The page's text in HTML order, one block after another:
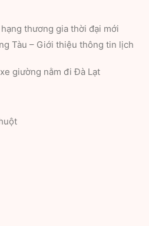
thương gia thời đại mới
Tàu – Giới thiệu thông tin lịch
giường nằm đi Đà Lạt